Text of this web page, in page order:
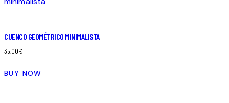
CUENCO GEOMÉTRICO MINIMALISTA
35,00€
BUY NOW